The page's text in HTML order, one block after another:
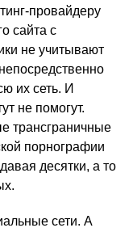
провайдеру
сайта с
не учитывают
их сеть. И
не помогут.
трансграничные
порнографии
десятки, а то
сети. А